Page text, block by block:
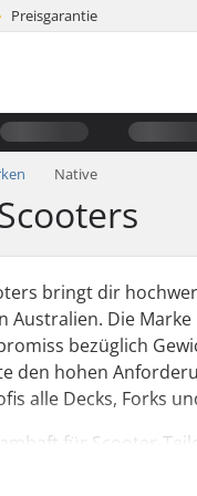
Preisgarantie
Native
bringt dir
Australien. Die
bezüglich
den hohen
alle Decks, Forks
für Scooter-
auf einem